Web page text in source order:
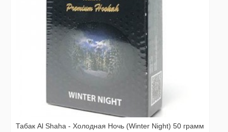
Табак Al Shaha - Холодная Ночь (Winter Night) 50 грамм